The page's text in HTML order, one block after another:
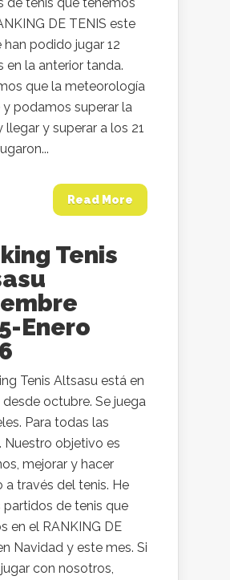
DE TENIS este
han podido jugar 12
en la anterior tanda.
que la meteorología
podamos superar la
llegar y superar a los 21
Read More
Tenis
Enero
Tenis Altsasu está en
octubre. Se juega
Para todas las
Nuestro objetivo es
mejorar y hacer
a través del tenis. He
partidos de tenis que
en el RANKING DE
Navidad y este mes. Si
con nosotros,